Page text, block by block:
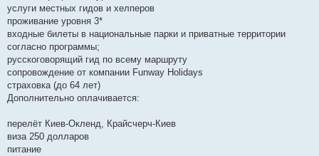
услуги местных гидов и хелперов
проживание уровня 3*
входные билеты в национальные парки и приватные территории
согласно программы;
русскоговорящий гид по всему маршруту
сопровождение от компании Funway Holidays
страховка (до 64 лет)
Дополнительно оплачивается:
перелёт Киев-Окленд, Крайсчерч-Киев
виза 250 долларов
питание